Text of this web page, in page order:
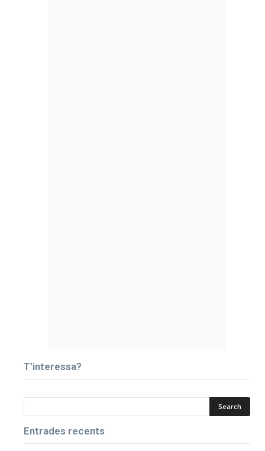
T’interessa?
Entrades recents